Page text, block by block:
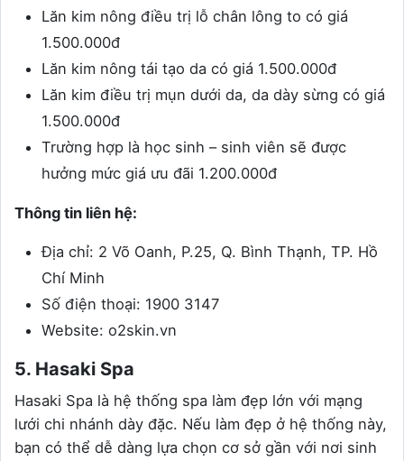
Lăn kim nông điều trị lỗ chân lông to có giá
1.500.000đ
Lăn kim nông tái tạo da có giá 1.500.000đ
Lăn kim điều trị mụn dưới da, da dày sừng có giá
1.500.000đ
Trường hợp là học sinh – sinh viên sẽ được
hưởng mức giá ưu đãi 1.200.000đ
Thông tin liên hệ:
Địa chỉ: 2 Võ Oanh, P.25, Q. Bình Thạnh, TP. Hồ
Chí Minh
Số điện thoại: 1900 3147
Website: o2skin.vn
5. Hasaki Spa
Hasaki Spa là hệ thống spa làm đẹp lớn với mạng
lưới chi nhánh dày đặc. Nếu làm đẹp ở hệ thống này,
bạn có thể dễ dàng lựa chọn cơ sở gần với nơi sinh